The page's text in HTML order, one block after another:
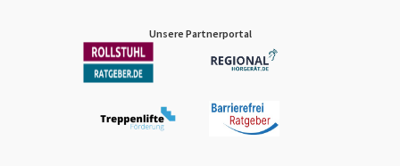
Unsere Partnerportal